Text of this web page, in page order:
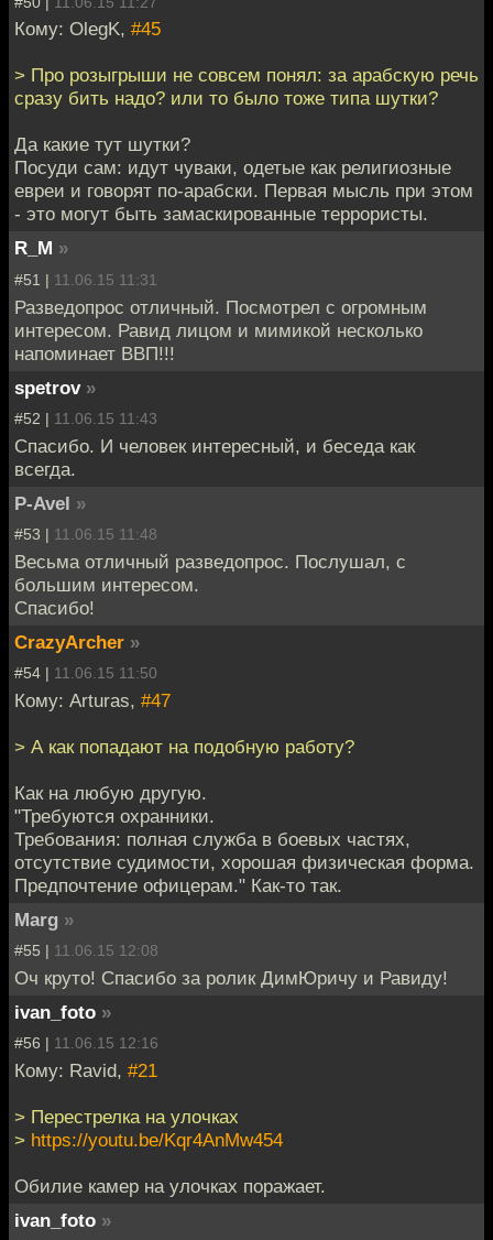
Кому: OlegK, #45
> Про розыгрыши не совсем понял: за арабскую речь
сразу бить надо? или то было тоже типа шутки?
Да какие тут шутки?
Посуди сам: идут чуваки, одетые как религиозные
евреи и говорят по-арабски. Первая мысль при этом
- это могут быть замаскированные террористы.
R_M »
#51 | 11.06.15 11:31
Разведопрос отличный. Посмотрел с огромным
интересом. Равид лицом и мимикой несколько
напоминает ВВП!!!
spetrov »
#52 | 11.06.15 11:43
Спасибо. И человек интересный, и беседа как
всегда.
P-Avel »
#53 | 11.06.15 11:48
Весьма отличный разведопрос. Послушал, с
большим интересом.
Спасибо!
CrazyArcher »
#54 | 11.06.15 11:50
Кому: Arturas, #47
> А как попадают на подобную работу?
Как на любую другую.
"Требуются охранники.
Требования: полная служба в боевых частях,
отсутствие судимости, хорошая физическая форма.
Предпочтение офицерам." Как-то так.
Marg »
#55 | 11.06.15 12:08
Оч круто! Спасибо за ролик ДимЮричу и Равиду!
ivan_foto »
#56 | 11.06.15 12:16
Кому: Ravid, #21
> Перестрелка на улочках
> https://youtu.be/Kqr4AnMw454
Обилие камер на улочках поражает.
ivan_foto »